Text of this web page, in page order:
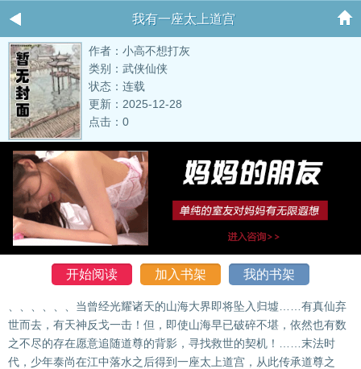
我有一座太上道宫
作者：小高不想打灰
类别：武侠仙侠
状态：连载
更新：2025-12-28
点击：0
开始阅读 加入书架 我的书架
、、、、、、当曾经光耀诸天的山海大界即将坠入归墟……有真仙弃
世而去，有天神反戈一击！但，即使山海早已破碎不堪，依然也有数
之不尽的存在愿意追随道尊的背影，寻找救世的契机！……末法时
代，少年泰尚在江中落水之后得到一座太上道宫，从此传承道尊之